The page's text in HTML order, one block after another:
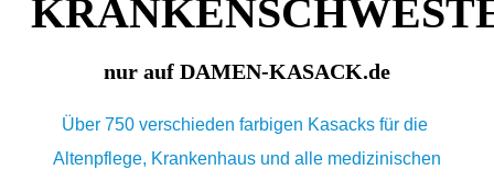
nur auf DAMEN-KASACK.de
Über 750 verschieden farbigen Kasacks für die
Altenpflege, Krankenhaus und alle medizinischen